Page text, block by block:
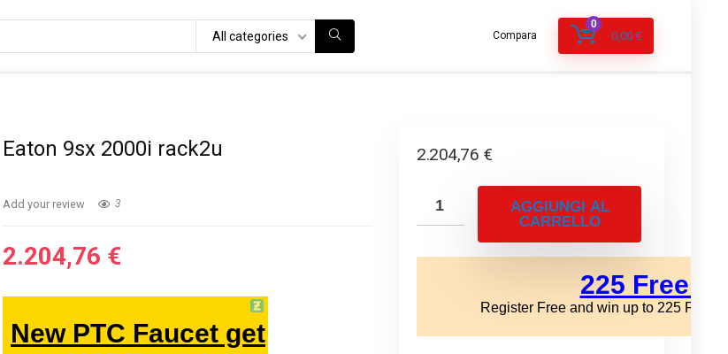
All categories Compara
0
0,00 €
Eaton 9sx 2000i rack2u
Add your review 3
2.204,76 €
2.204,76 €
AGGIUNGI AL
CARRELLO